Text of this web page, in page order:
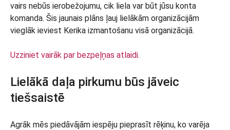
vairs nebūs ierobežojumu, cik liela var būt jūsu konta
komanda. Šis jaunais plāns ļauj lielākām organizācijām
vieglāk ieviest Kerika izmantošanu visā organizācijā.
Uzziniet vairāk par bezpeļņas atlaidi.
Lielākā daļa pirkumu būs jāveic
tiešsaistē
Agrāk mēs piedāvājām iespēju pieprasīt rēķinu, ko varēja